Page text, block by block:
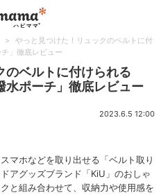
>
やっと見つけた！リュックのベルトに付
」徹底レビュー
のベルトに付けられる
水ポーチ」徹底レビュー
2023.6.5 12:00
マホなどを取り出せる「ベルト取り
アグッズブランド「KiU」のおしゃ
と組み合わせて、収納力や使用感を